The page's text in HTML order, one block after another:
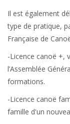
Il est également
type de pratique,
Française de
-Licence canoë +,
l’Assemblée
formations.
-Licence canoë
famille d'un